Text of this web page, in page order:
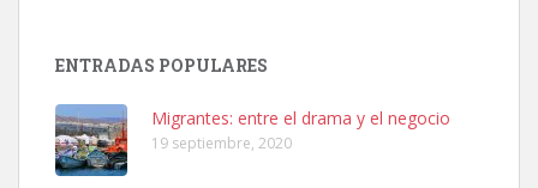
Leales.org » Gran Canaria
ENTRADAS POPULARES
Migrantes: entre el drama y el negocio
19 septiembre, 2020